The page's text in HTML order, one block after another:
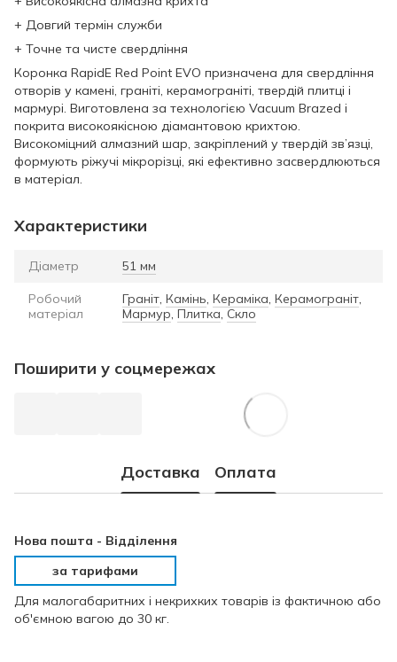
+ Довгий термін служби
+ Точне та чисте свердління
Коронка RapidE Red Point EVO призначена для свердління
отворів у камені, граніті, керамограніті, твердій плитці і
мармурі. Виготовлена за технологією Vacuum Brazed і
покрита високоякісною діамантовою крихтою.
Високоміцний алмазний шар, закріплений у твердій зв’язці,
формують ріжучі мікрорізці, які ефективно засвердлюються
в матеріал.
Характеристики
Діаметр 51 мм
Робочий
матеріал
Граніт Камінь Кераміка Керамограніт
Мармур Плитка Скло
Поширити у соцмережах
Доставка Оплата
Нова пошта - Відділення
за тарифами
Для малогабаритних і некрихких товарів із фактичною або
об'ємною вагою до 30 кг.